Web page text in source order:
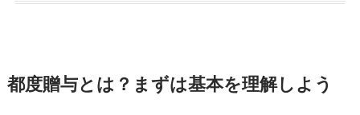
都度贈与とは？まずは基本を理解しよう